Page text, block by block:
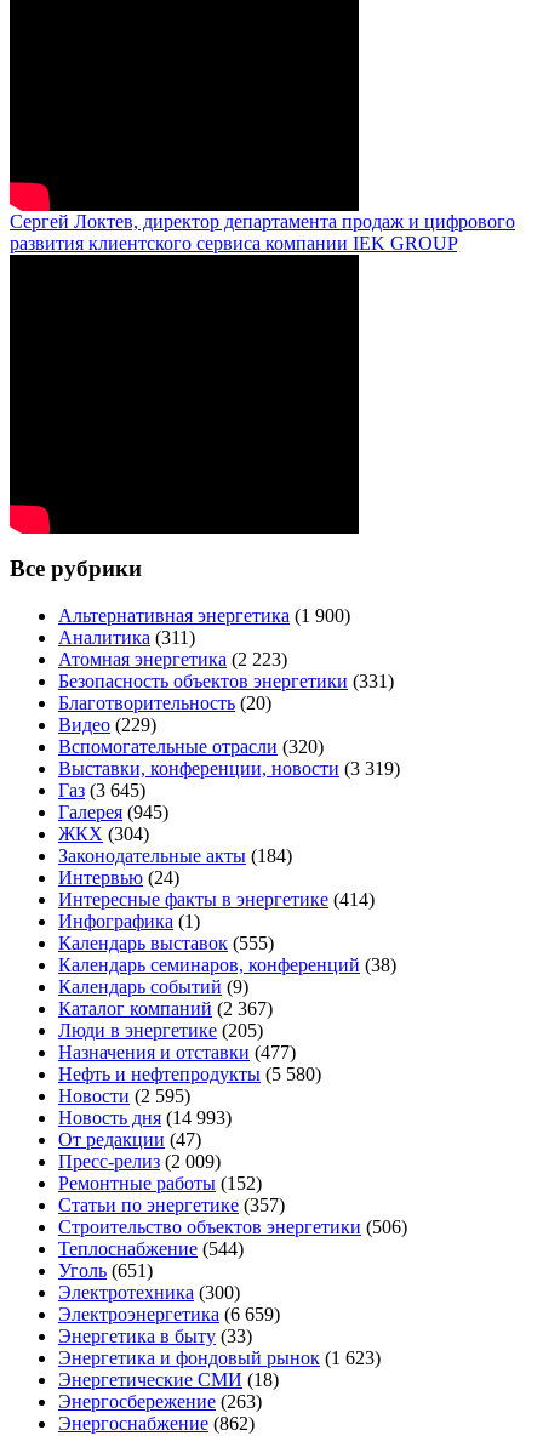
Сергей Локтев, директор департамента продаж и цифрового
развития клиентского сервиса компании IEK GROUP
Все рубрики
Альтернативная энергетика (1 900)
Аналитика (311)
Атомная энергетика (2 223)
Безопасность объектов энергетики (331)
Благотворительность (20)
Видео (229)
Вспомогательные отрасли (320)
Выставки, конференции, новости (3 319)
Газ (3 645)
Галерея (945)
ЖКХ (304)
Законодательные акты (184)
Интервью (24)
Интересные факты в энергетике (414)
Инфографика (1)
Календарь выставок (555)
Календарь семинаров, конференций (38)
Календарь событий (9)
Каталог компаний (2 367)
Люди в энергетике (205)
Назначения и отставки (477)
Нефть и нефтепродукты (5 580)
Новости (2 595)
Новость дня (14 993)
От редакции (47)
Пресс-релиз (2 009)
Ремонтные работы (152)
Статьи по энергетике (357)
Строительство объектов энергетики (506)
Теплоснабжение (544)
Уголь (651)
Электротехника (300)
Электроэнергетика (6 659)
Энергетика в быту (33)
Энергетика и фондовый рынок (1 623)
Энергетические СМИ (18)
Энергосбережение (263)
Энергоснабжение (862)